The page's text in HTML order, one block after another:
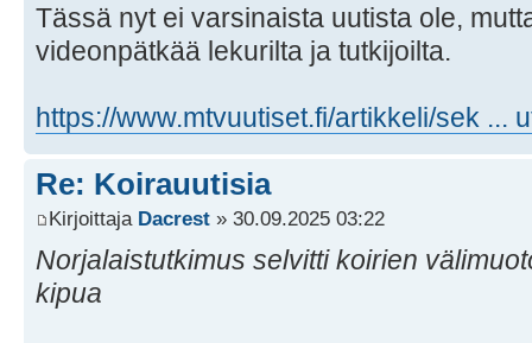
Tässä nyt ei varsinaista uutista ole,
videonpätkää lekurilta ja tutkijoilta.
https://www.mtvuutiset.fi/artikkeli/sek ...
Re: Koirauutisia
Kirjoittaja Dacrest » 30.09.2025 03:22
Norjalaistutkimus selvitti koirien
kipua